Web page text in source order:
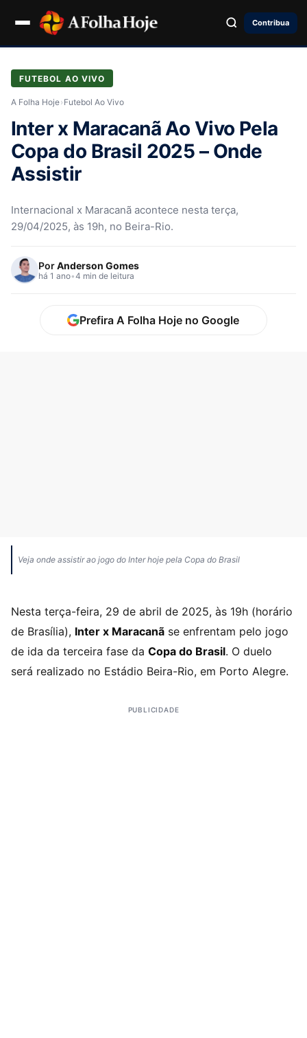
Contribua
FUTEBOL AO VIVO
A Folha Hoje› Futebol Ao Vivo
Inter x Maracanã Ao Vivo Pela
Copa do Brasil 2025 – Onde
Assistir
Internacional x Maracanã acontece nesta terça,
29/04/2025, às 19h, no Beira-Rio.
PorAnderson Gomes
há 1 ano•4 min de leitura
Prefira A Folha Hoje no Google
Veja onde assistir ao jogo do Inter hoje pela Copa do Brasil
Nesta terça-feira, 29 de abril de 2025, às 19h (horário
de Brasília), Inter x Maracanã se enfrentam pelo jogo
de ida da terceira fase da Copa do Brasil. O duelo
será realizado no Estádio Beira-Rio, em Porto Alegre.
PUBLICIDADE